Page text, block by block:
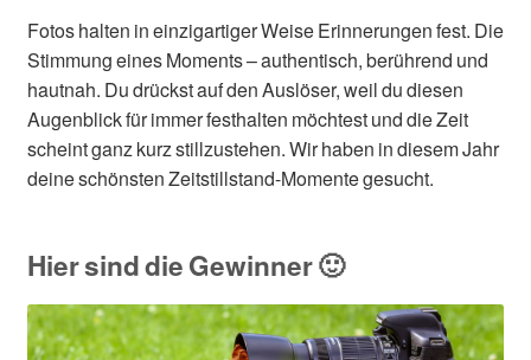
Fotos halten in einzigartiger Weise Erinnerungen fest. Die
Stimmung eines Moments – authentisch, berührend und
hautnah. Du drückst auf den Auslöser, weil du diesen
Augenblick für immer festhalten möchtest und die Zeit
scheint ganz kurz stillzustehen. Wir haben in diesem Jahr
deine schönsten Zeitstillstand-Momente gesucht.
Hier sind die Gewinner 🙂